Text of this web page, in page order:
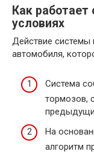
Как
условиях
Действие системы
автомобиля,
Система
тормозов,
На
алгоритм